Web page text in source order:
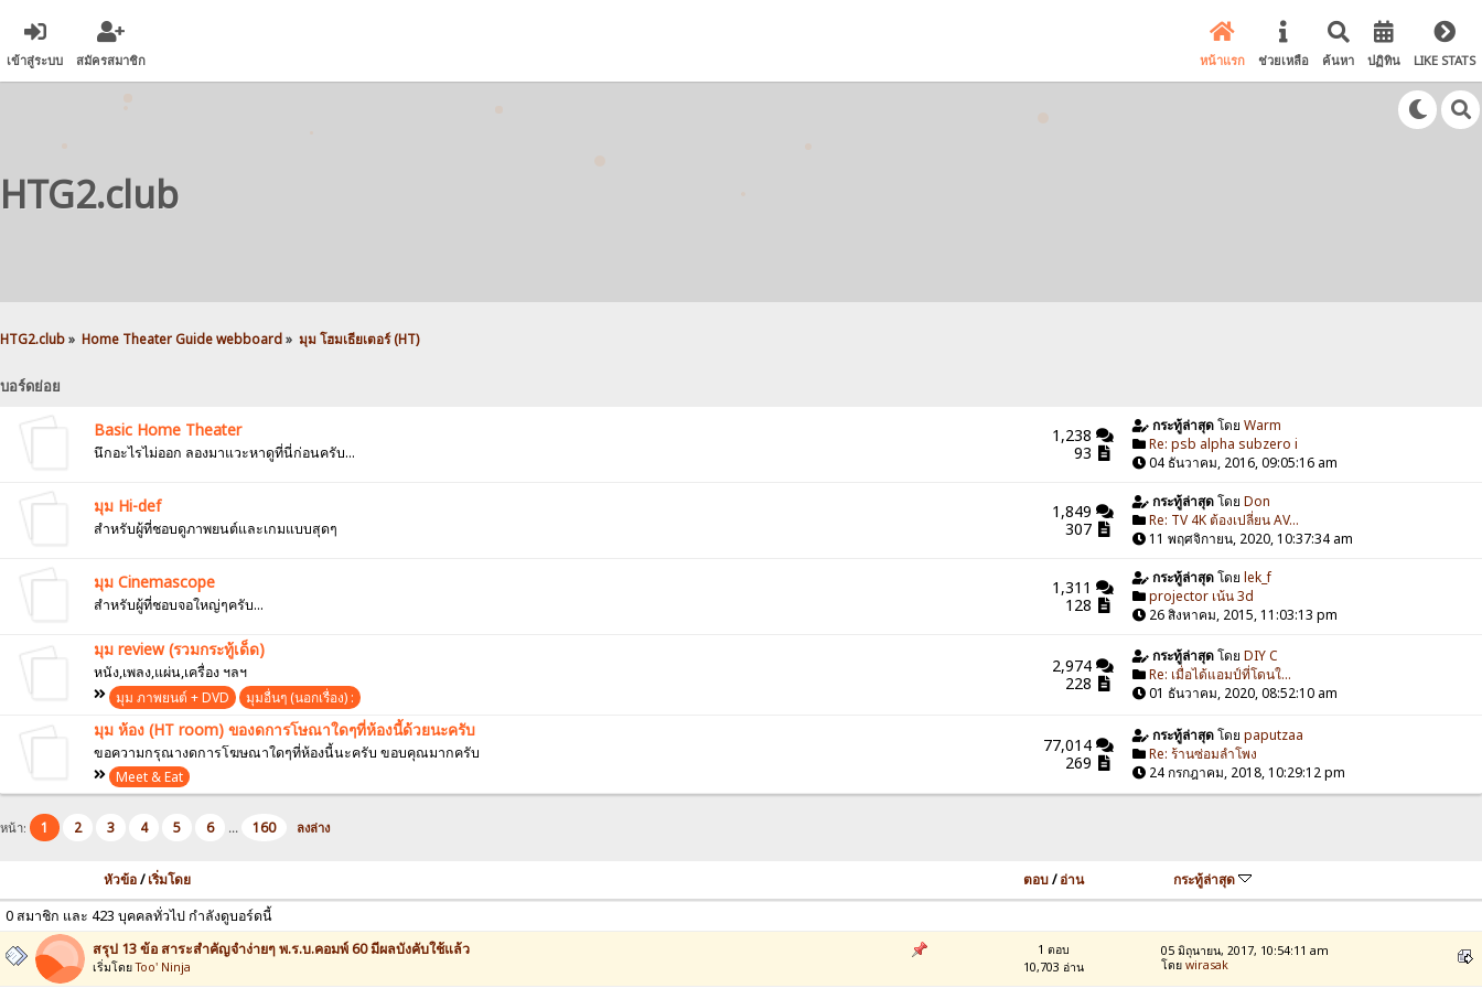
เข้าสู่ระบบ สมัครสมาชิก หน้าแรก ช่วยเหลือ ค้นหา ปฏิทิน LIKE STATS
HTG2.club
HTG2.club» Home Theater Guide webboard» มุม โฮมเธียเตอร์ (HT)
บอร์ดย่อย
Basic Home Theater
นึกอะไรไม่ออก ลองมาแวะหาดูที่นี่ก่อนครับ...
1,238
93
กระทู้ล่าสุดโดย Warm
Re: psb alpha subzero i
04 ธันวาคม, 2016, 09:05:16 am
มุม Hi-def
สำหรับผู้ที่ชอบดูภาพยนต์และเกมแบบสุดๆ
1,849
307
กระทู้ล่าสุดโดย Don
Re: TV 4K ต้องเปลี่ยน AV...
11 พฤศจิกายน, 2020, 10:37:34 am
มุม Cinemascope
สำหรับผู้ที่ชอบจอใหญ่ๆครับ...
1,311
128
กระทู้ล่าสุดโดย lek_f
projector เน้น 3d
26 สิงหาคม, 2015, 11:03:13 pm
มุม review (รวมกระทู้เด็ด)
หนัง,เพลง,แผ่น,เครื่อง ฯลฯ
มุม ภาพยนต์ + DVD
มุมอื่นๆ (นอกเรื่อง) :
2,974
228
กระทู้ล่าสุดโดย DIY C
Re: เมื่อได้แอมป์ที่โดนใ...
01 ธันวาคม, 2020, 08:52:10 am
มุม ห้อง (HT room) ของดการโษณาใดๆที่ห้องนี้ด้วยนะครับ
ขอความกรุณางดการโฆษณาใดๆที่ห้องนี้นะครับ ขอบคุณมากครับ
Meet & Eat
77,014
269
กระทู้ล่าสุดโดย paputzaa
Re: ร้านซ่อมลำโพง
24 กรกฎาคม, 2018, 10:29:12 pm
หน้า: 1 2 3 4 5 6 ... 160 ลงล่าง
หัวข้อ/เริ่มโดย ตอบ/อ่าน
กระทู้ล่าสุด
0 สมาชิก และ 423 บุคคลทั่วไป กำลังดูบอร์ดนี้
สรุป 13 ข้อ สาระสำคัญจำง่ายๆ พ.ร.บ.คอมพ์ 60 มีผลบังคับใช้แล้ว
เริ่มโดยToo' Ninja
1 ตอบ
10,703 อ่าน
05 มิถุนายน, 2017, 10:54:11 am
โดย wirasak